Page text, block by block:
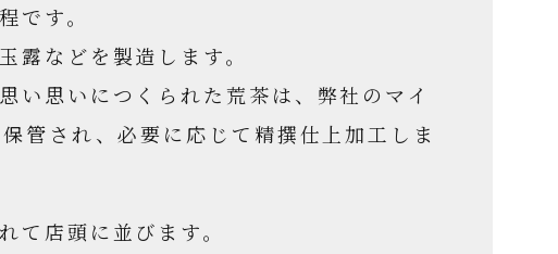
です。
露などを製造します。
い思いにつくられた荒茶は、弊社のマイ
管され、必要に応じて精撰仕上加工しま
て店頭に並びます。